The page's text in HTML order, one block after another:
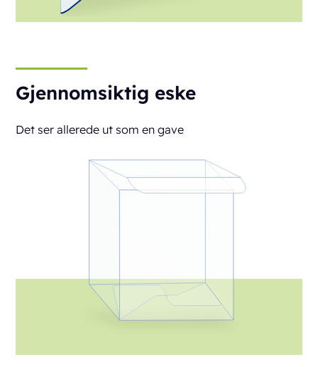
Gjennomsiktig eske
Det ser allerede ut som en gave